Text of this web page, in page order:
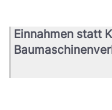
Einnahmen statt